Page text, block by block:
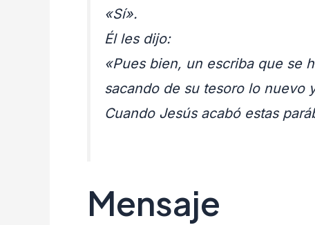
«Sí».
Él les dijo:
«Pues bien, un escriba que se
sacando de su tesoro lo nuevo
Cuando Jesús acabó estas
Mensaje